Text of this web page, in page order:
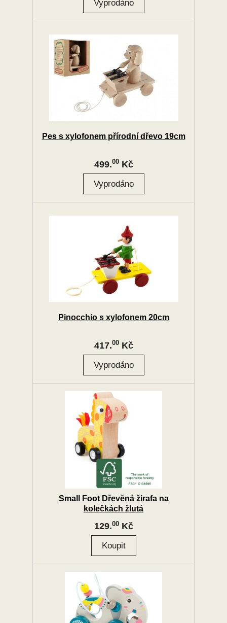
Pes s xylofonem přírodní dřevo 19cm
499.00Kč
Pinocchio s xylofonem 20cm
417.00Kč
Small Foot Dřevěná žirafa na
kolečkách žlutá
129.00Kč